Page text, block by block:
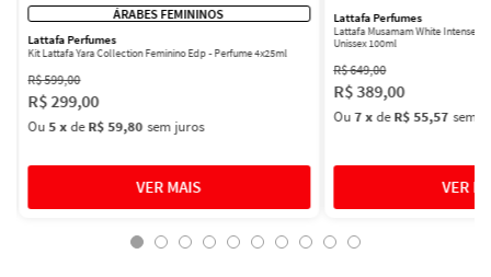
ÁRABES FEMININOS
Lattafa Perfumes
Kit Lattafa Yara Collection Feminino Edp - Perfume 4x25ml
R$599,00
R$ 299,00
Ou5 xdeR$ 59,80 sem juros
Lattafa Perfumes
Lattafa Musamam White Intense
Unissex 100ml
R$649,00
R$389,00
Ou7xdeR$ 55,57 sem